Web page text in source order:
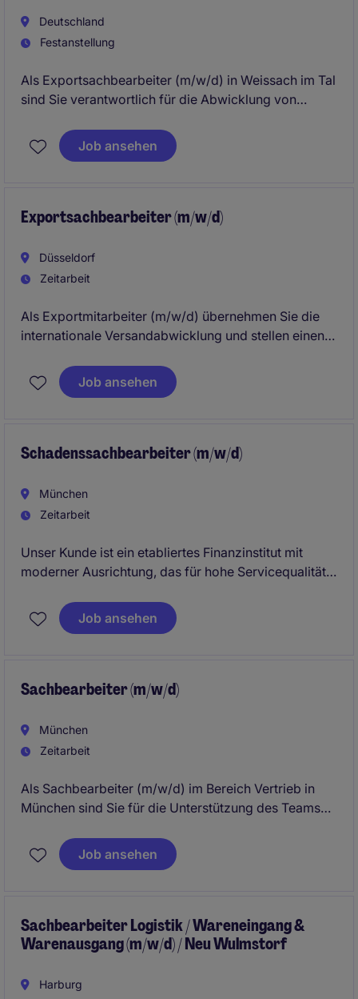
Deutschland
Festanstellung
Als Exportsachbearbeiter (m/w/d) in Weissach im Tal
sind Sie verantwortlich für die Abwicklung von
internationale Lieferungen reibungslos abgewickelt
werden. Ihre Aufgaben umfassen die Organisation
Job ansehen
Exportsachbearbeiter (m/w/d)
Düsseldorf
Zeitarbeit
Als Exportmitarbeiter (m/w/d) übernehmen Sie die
internationale Versandabwicklung und stellen einen
Dabei arbeiten Sie eng mit Kunden, Speditionen,
Zollbehörden und internen Fachbereichen
Job ansehen
Schadenssachbearbeiter (m/w/d)
München
Zeitarbeit
Unser Kunde ist ein etabliertes Finanzinstitut mit
moderner Ausrichtung, das für hohe Servicequalität,
Unternehmenskultur steht. Zur Verstärkung des
Teams am Standort München suchen wir einen
Job ansehen
Sachbearbeiter (m/w/d)
München
Zeitarbeit
Als Sachbearbeiter (m/w/d) im Bereich Vertrieb in
München sind Sie für die Unterstützung des Teams
von Prozessen zuständig. Dabei tragen Sie aktiv
dazu bei, die Effizienz und Qualität der Abläufe im
Job ansehen
Sachbearbeiter Logistik / Wareneingang &
Warenausgang (m/w/d) / Neu Wulmstorf
Harburg